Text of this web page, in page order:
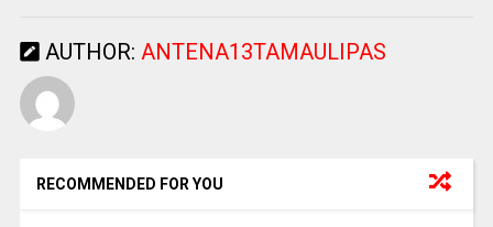
AUTHOR: ANTENA13TAMAULIPAS
RECOMMENDED FOR YOU